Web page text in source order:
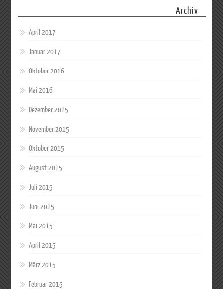
Archiv
April 2017
Januar 2017
Oktober 2016
Mai 2016
Dezember 2015
November 2015
Oktober 2015
August 2015
Juli 2015
Juni 2015
Mai 2015
April 2015
März 2015
Februar 2015